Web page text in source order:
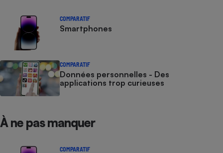
COMPARATIF
Smartphones
COMPARATIF
Données personnelles - Des
applications trop curieuses
À ne pas manquer
COMPARATIF